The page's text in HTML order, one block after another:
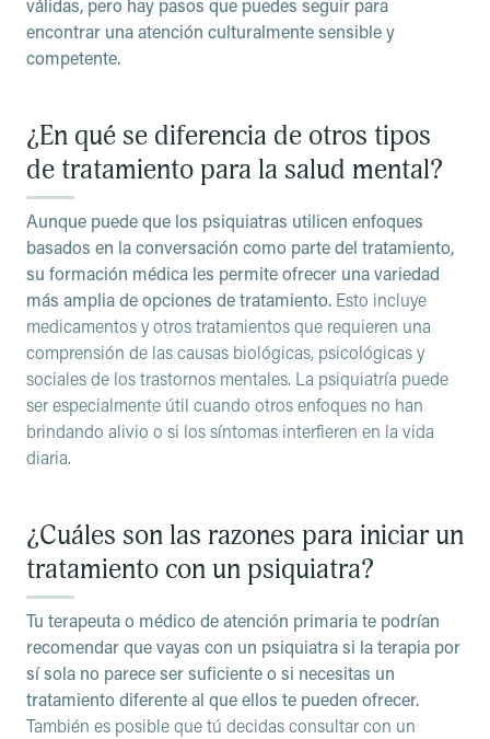
válidas, pero hay pasos que puedes seguir para
encontrar una atención culturalmente sensible y
competente.
¿En qué se diferencia de otros tipos
de tratamiento para la salud mental?
Aunque puede que los psiquiatras utilicen enfoques
basados en la conversación como parte del tratamiento,
su formación médica les permite ofrecer una variedad
más amplia de opciones de tratamiento. Esto incluye
medicamentos y otros tratamientos que requieren una
comprensión de las causas biológicas, psicológicas y
sociales de los trastornos mentales. La psiquiatría puede
ser especialmente útil cuando otros enfoques no han
brindando alivio o si los síntomas interfieren en la vida
diaria.
¿Cuáles son las razones para iniciar un
tratamiento con un psiquiatra?
Tu terapeuta o médico de atención primaria te podrían
recomendar que vayas con un psiquiatra si la terapia por
sí sola no parece ser suficiente o si necesitas un
tratamiento diferente al que ellos te pueden ofrecer.
También es posible que tú decidas consultar con un